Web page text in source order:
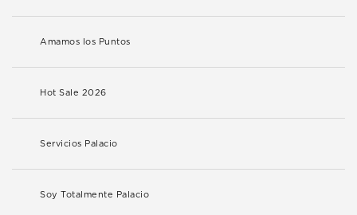
Amamos los Puntos
Hot Sale 2026
Servicios Palacio
Soy Totalmente Palacio